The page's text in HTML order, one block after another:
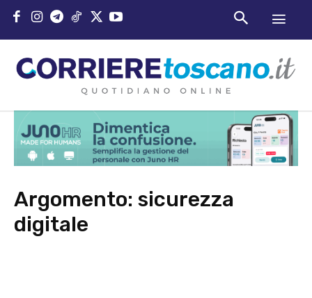
Argomento: sicurezza
digitale